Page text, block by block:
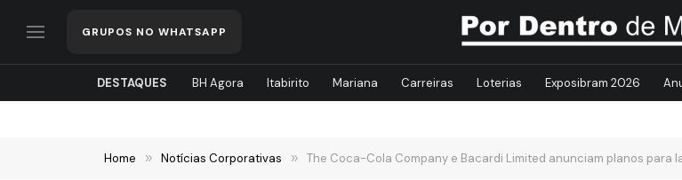
GRUPOS NO WHATSAPP
DESTAQUES BH Agora Itabirito Mariana Carreiras Loterias Exposibram 2026
Home » Notícias Corporativas » The Coca-Cola Company e Bacardi Limited anunciam planos para